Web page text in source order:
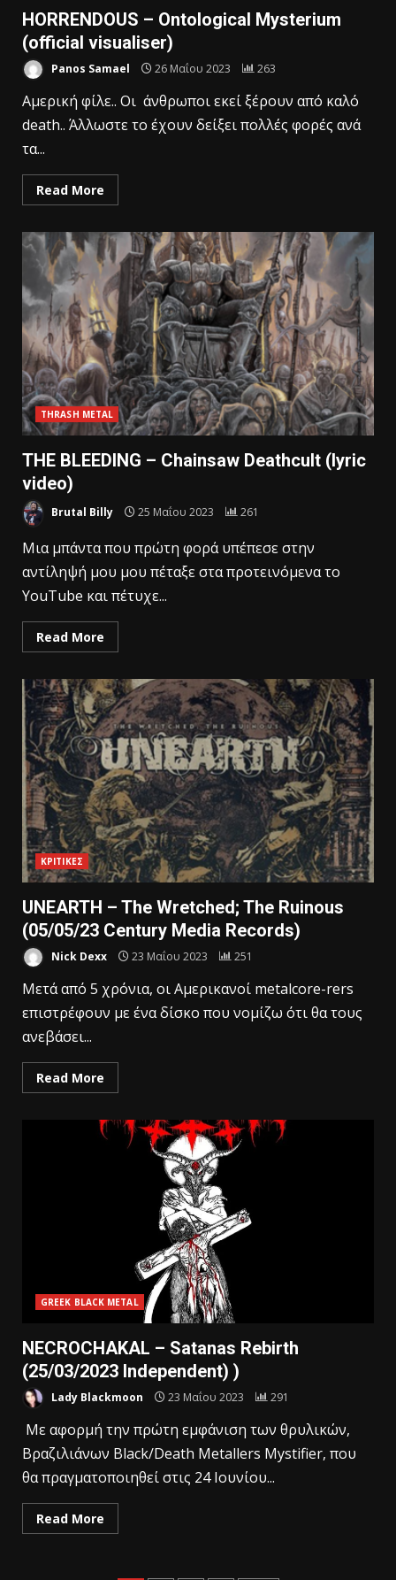
HORRENDOUS – Ontological Mysterium
(official visualiser)
Panos Samael 26 Μαΐου 2023 263
Αμερική φίλε.. Οι άνθρωποι εκεί ξέρουν από καλό
death.. Άλλωστε το έχουν δείξει πολλές φορές ανά
τα...
Read More
THRASH METAL
THE BLEEDING – Chainsaw Deathcult (lyric
video)
Brutal Billy 25 Μαΐου 2023 261
Μια μπάντα που πρώτη φορά υπέπεσε στην
αντίληψή μου μου πέταξε στα προτεινόμενα το
YouTube και πέτυχε...
Read More
ΚΡΙΤΙΚΕΣ
UNEARTH – The Wretched; The Ruinous
(05/05/23 Century Media Records)
Nick Dexx 23 Μαΐου 2023 251
Μετά από 5 χρόνια, οι Αμερικανοί metalcore-rers
επιστρέφουν με ένα δίσκο που νομίζω ότι θα τους
ανεβάσει...
Read More
GREEK BLACK METAL
NECROCHAKAL – Satanas Rebirth
(25/03/2023 Independent) )
Lady Blackmoon 23 Μαΐου 2023 291
Με αφορμή την πρώτη εμφάνιση των θρυλικών,
Βραζιλιάνων Black/Death Metallers Mystifier, που
θα πραγματοποιηθεί στις 24 Ιουνίου...
Read More